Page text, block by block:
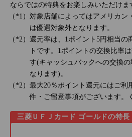
ならではの特典をお楽しみいただけま
対象店舗によってはアメリカン
は優遇対象外となります。
還元率は、1ポイント5円相当の
トです。1ポイントの交換比率
す(キャッシュバックへの交換
なります)。
最大20％ポイント還元にはご利
件・ご留意事項がございます。
三菱ＵＦＪカード ゴールドの特長